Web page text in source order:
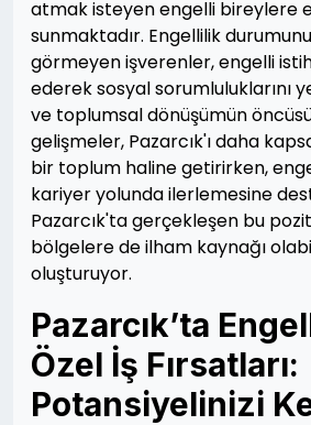
atmak isteyen engelli bireylere
sunmaktadır. Engellilik
görmeyen işverenler, engelli
ederek sosyal sorumluluklarını
ve toplumsal dönüşümün
gelişmeler, Pazarcık'ı daha
bir toplum haline getirirken,
kariyer yolunda ilerlemesine
Pazarcık'ta gerçekleşen bu
bölgelere de ilham kaynağı
oluşturuyor.
Pazarcık’ta
Özel İş Fırsatları:
Potansiyelinizi